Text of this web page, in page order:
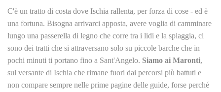
C'è un tratto di costa dove Ischia rallenta, per forza di cose - ed è
una fortuna. Bisogna arrivarci apposta, avere voglia di camminare
lungo una passerella di legno che corre tra i lidi e la spiaggia, ci
sono dei tratti che si attraversano solo su piccole barche che in
pochi minuti ti portano fino a Sant'Angelo. Siamo ai Maronti,
sul versante di Ischia che rimane fuori dai percorsi più battuti e
non compare sempre nelle prime pagine delle guide, forse perché